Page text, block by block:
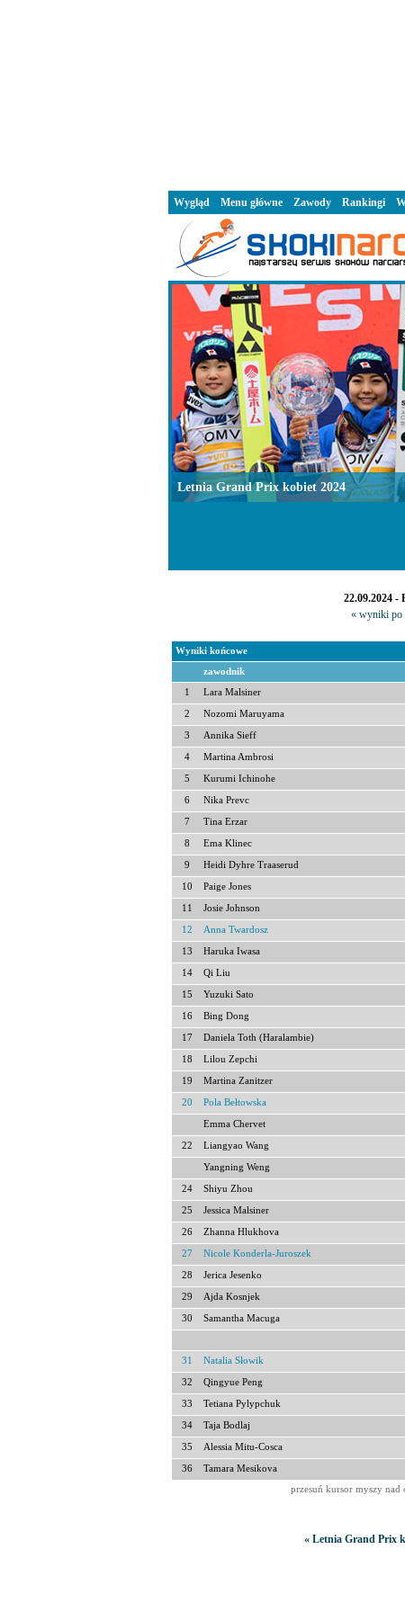
22.09.2024 -
« wyniki po
Wyniki końcowe
zawodnik
1 Lara Malsiner
2 Nozomi Maruyama
3 Annika Sieff
4 Martina Ambrosi
5 Kurumi Ichinohe
6 Nika Prevc
7 Tina Erzar
8 Ema Klinec
9 Heidi Dyhre Traaserud
10 Paige Jones
11 Josie Johnson
12 Anna Twardosz
13 Haruka Iwasa
14 Qi Liu
15 Yuzuki Sato
16 Bing Dong
17 Daniela Toth (Haralambie)
18 Lilou Zepchi
19 Martina Zanitzer
20 Pola Bełtowska
Emma Chervet
22 Liangyao Wang
Yangning Weng
24 Shiyu Zhou
25 Jessica Malsiner
26 Zhanna Hlukhova
27 Nicole Konderla-Juroszek
28 Jerica Jesenko
29 Ajda Kosnjek
30 Samantha Macuga
31 Natalia Słowik
32 Qingyue Peng
33 Tetiana Pylypchuk
34 Taja Bodlaj
35 Alessia Mitu-Cosca
36 Tamara Mesikova
przesuń kursor myszy nad
« Letnia Grand Prix
Letnia Grand Prix kobiet 2024
Wygląd Menu główne Zawody Rankingi